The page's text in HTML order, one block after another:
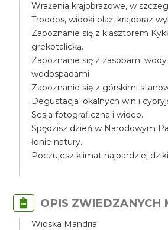
Wrażenia krajobrazowe, w
Troodos, widoki plaż, krajobraz
Zapoznanie się z klasztorem
grekotalicką.
Zapoznanie się z zasobami
wodospadami
Zapoznanie się z górskimi
Degustacja lokalnych win i
Sesja fotograficzna i wideo.
Spędzisz dzień w Narodowym
łonie natury.
Poczujesz klimat najbardziej
OPIS ZWIEDZANYCH
Wioska Mandria